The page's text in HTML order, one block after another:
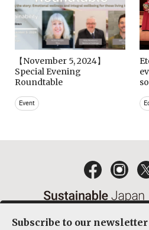
【November 5, 2024】
Special Evening
Roundtable
Event
Subscribe to our newsletter